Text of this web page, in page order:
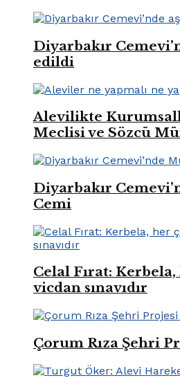
Diyarbakır
edildi
Alevilikte
Meclisi ve Sözcü
Diyarbakır
Cemi
Celal Fırat:
vicdan sınavıdır
Çorum Rıza Şehri